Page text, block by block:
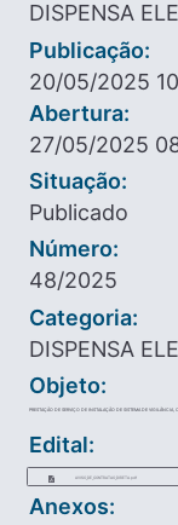
DISPENSA
Publicação:
20/05/2025
Abertura:
27/05/2025
Situação:
Publicado
Número:
48/2025
Categoria:
DISPENSA
Objeto:
PRESTAÇÃO DE SERVIÇO DE INSTALAÇÃO DE SISTEMA DE
Edital:
AVISO_DE_CONTRATAO_DIRETA.pdf
Anexos: